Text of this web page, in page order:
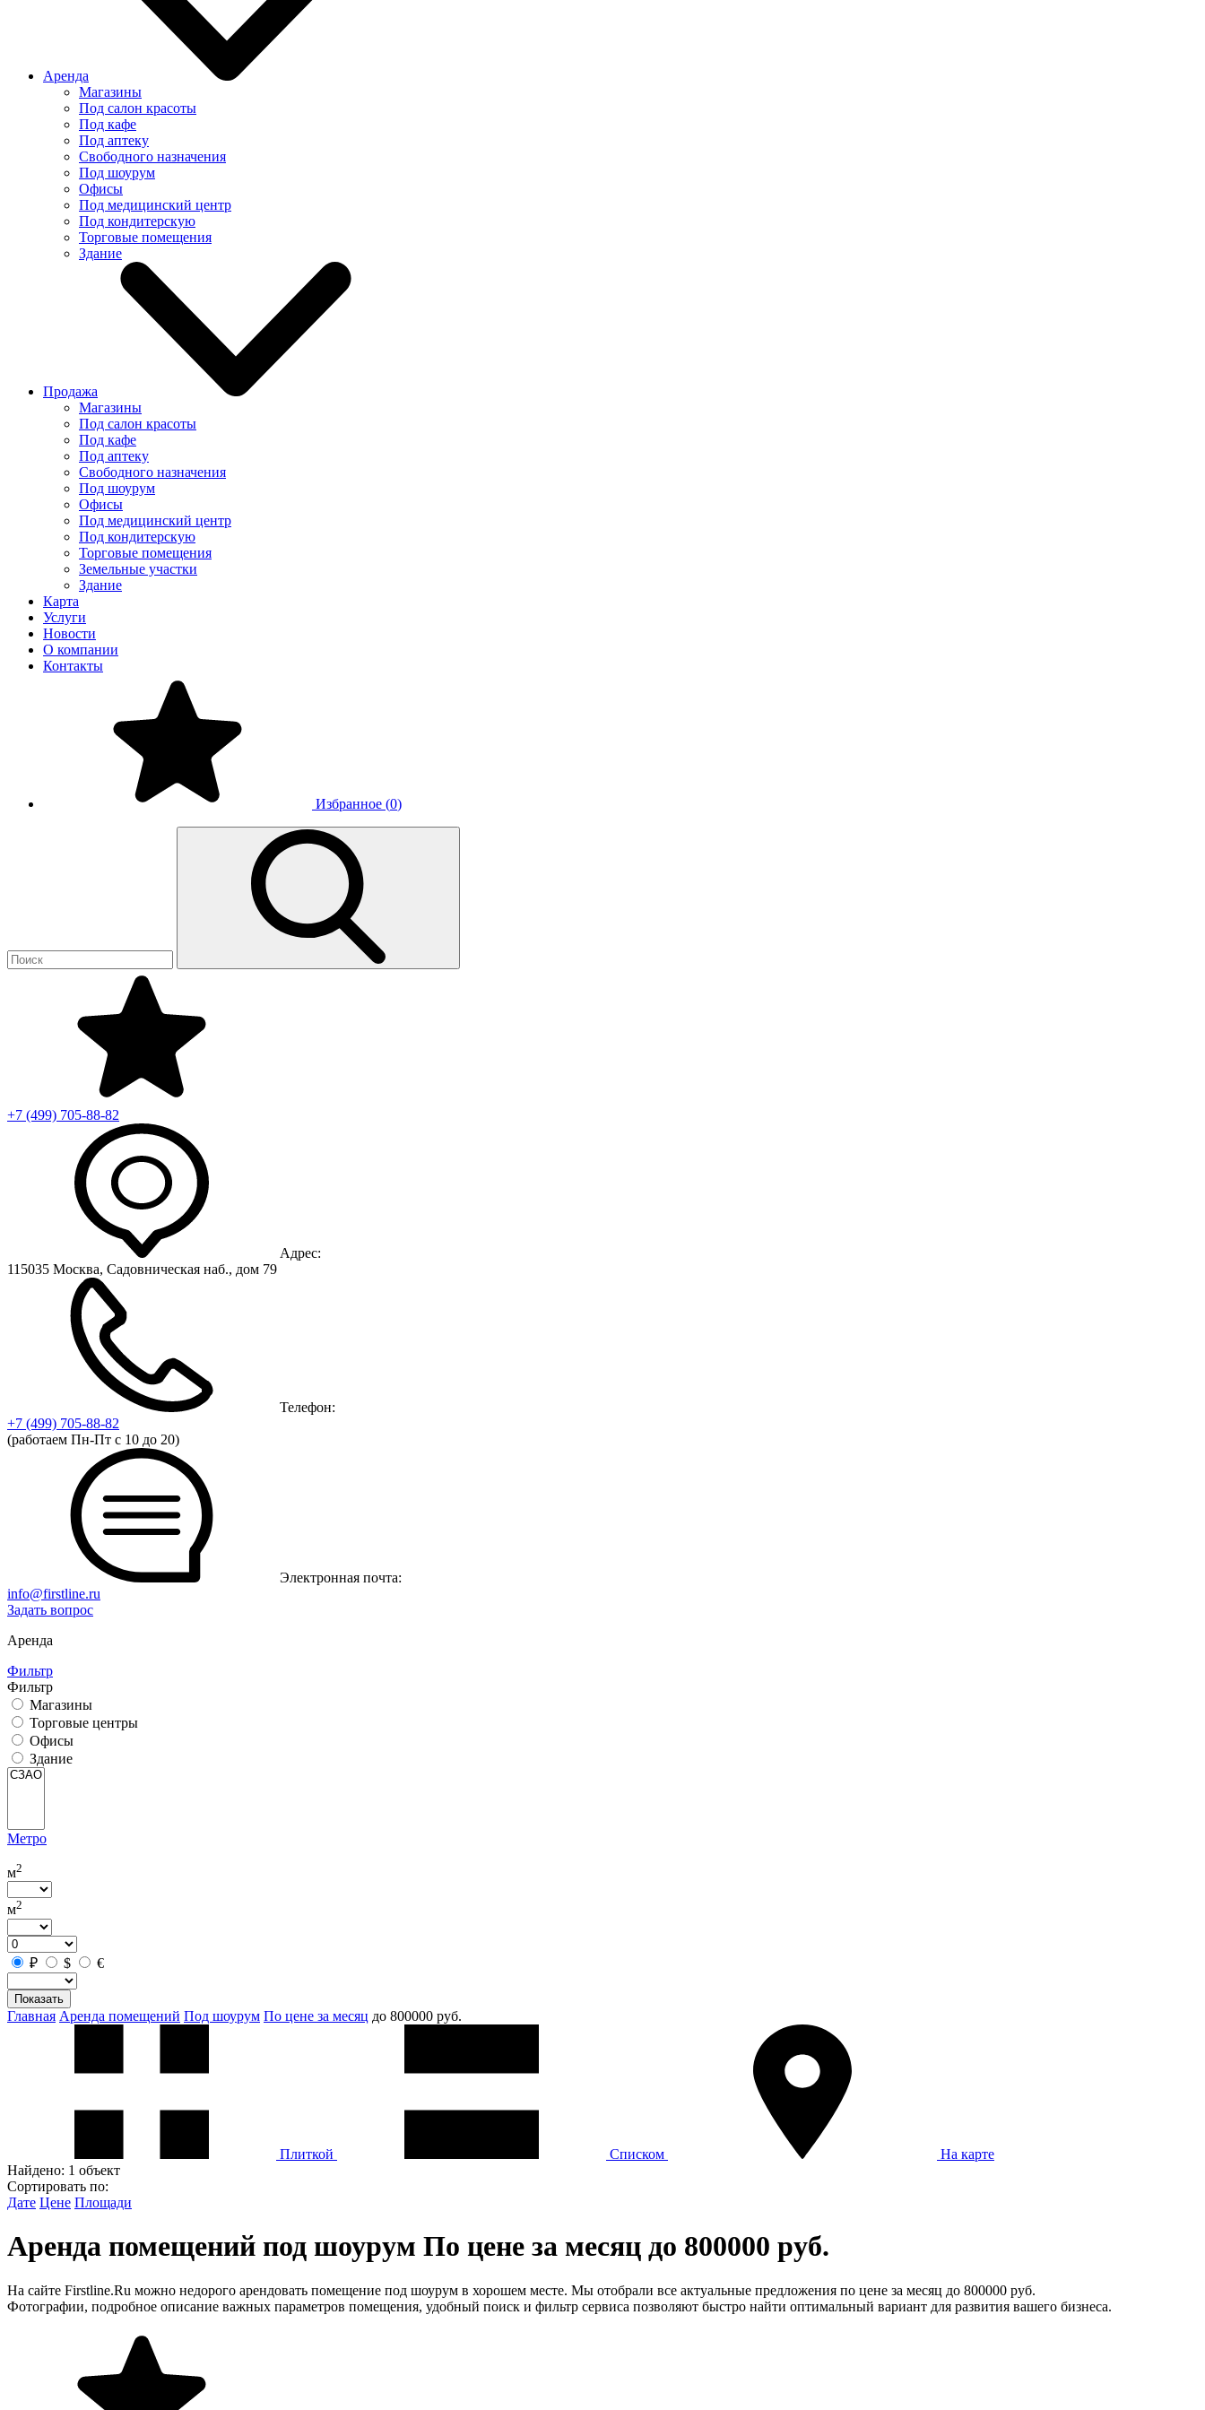
Аренда
Магазины
Под салон красоты
Под кафе
Под аптеку
Свободного назначения
Под шоурум
Офисы
Под медицинский центр
Под кондитерскую
Торговые помещения
Здание
Продажа
Магазины
Под салон красоты
Под кафе
Под аптеку
Свободного назначения
Под шоурум
Офисы
Под медицинский центр
Под кондитерскую
Торговые помещения
Земельные участки
Здание
Карта
Услуги
Новости
О компании
Контакты
Избранное (0)
+7 (499) 705-88-82
Адрес:
115035 Москва, Садовническая наб., дом 79
Телефон:
+7 (499) 705-88-82
(работаем Пн-Пт с 10 до 20)
Электронная почта:
info@firstline.ru
Задать вопрос
Аренда
Фильтр
Фильтр
Магазины
Торговые центры
Офисы
Здание
Метро
м2
м2
₽ $ €
Показать
Главная Аренда помещений Под шоурум По цене за месяц до 800000 руб.
Плиткой Списком
На карте
Найдено: 1 объект
Сортировать по:
Дате Цене Площади
Аренда помещений под шоурум По цене за месяц до 800000 руб.
На сайте Firstline.Ru можно недорого арендовать помещение под шоурум в хорошем месте. Мы отобрали все актуальные предложения по цене за месяц до 800000 руб.
Фотографии, подробное описание важных параметров помещения, удобный поиск и фильтр сервиса позволяют быстро найти оптимальный вариант для развития вашего бизнеса.